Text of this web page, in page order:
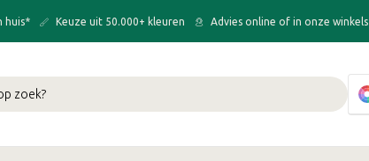
huis* Keuze uit 50.000+ kleuren Advies online of in onze winkels